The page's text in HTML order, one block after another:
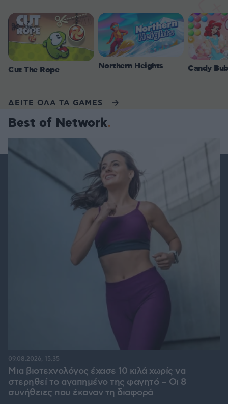
Cut The Rope Northern Heights Candy
ΔΕΙΤΕ ΟΛΑ ΤΑ GAMES
Best of Network
Μια βιοτεχνολόγος έχασε 10 κιλά χωρίς να
στερηθεί το αγαπημένο της φαγητό – Οι 8
συνήθειες που έκαναν τη διαφορά
09.08.2026, 15:35